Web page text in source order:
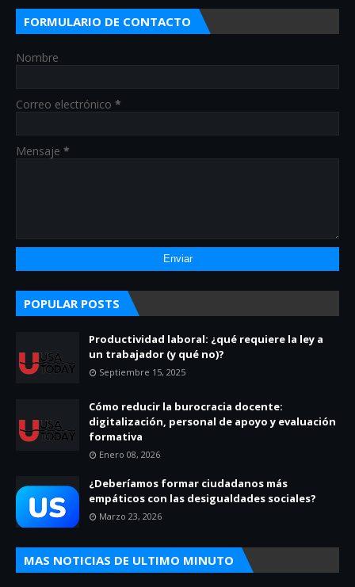
FORMULARIO DE CONTACTO
Nombre
Correo electrónico *
Mensaje *
POPULAR POSTS
Productividad laboral: ¿qué requiere la ley a
un trabajador (y qué no)?
Septiembre 15, 2025
Cómo reducir la burocracia docente:
digitalización, personal de apoyo y evaluación
formativa
Enero 08, 2026
¿Deberíamos formar ciudadanos más
empáticos con las desigualdades sociales?
Marzo 23, 2026
MAS NOTICIAS DE ULTIMO MINUTO